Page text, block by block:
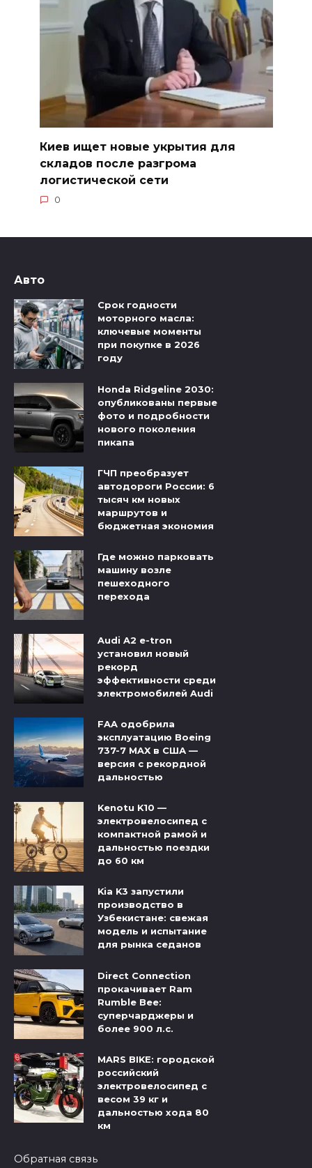
Киев ищет новые укрытия для
складов после разгрома
логистической сети
0
Авто
Срок годности
моторного масла:
ключевые моменты
при покупке в 2026
году
Honda Ridgeline 2030:
опубликованы первые
фото и подробности
нового поколения
пикапа
ГЧП преобразует
автодороги России: 6
тысяч км новых
маршрутов и
бюджетная экономия
Где можно парковать
машину возле
пешеходного
перехода
Audi A2 e-tron
установил новый
рекорд
эффективности среди
электромобилей Audi
FAA одобрила
эксплуатацию Boeing
737-7 MAX в США —
версия с рекордной
дальностью
Kenotu K10 —
электровелосипед с
компактной рамой и
дальностью поездки
до 60 км
Kia K3 запустили
производство в
Узбекистане: свежая
модель и испытание
для рынка седанов
Direct Connection
прокачивает Ram
Rumble Bee:
суперчарджеры и
более 900 л.с.
MARS BIKE: городской
российский
электровелосипед с
весом 39 кг и
дальностью хода 80
км
Обратная связь